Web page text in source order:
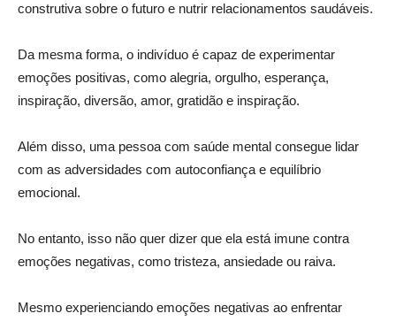
construtiva sobre o futuro e nutrir relacionamentos saudáveis.
Da mesma forma, o indivíduo é capaz de experimentar
emoções positivas, como alegria, orgulho, esperança,
inspiração, diversão, amor, gratidão e inspiração.
Além disso, uma pessoa com saúde mental consegue lidar
com as adversidades com autoconfiança e equilíbrio
emocional.
No entanto, isso não quer dizer que ela está imune contra
emoções negativas, como tristeza, ansiedade ou raiva.
Mesmo experienciando emoções negativas ao enfrentar